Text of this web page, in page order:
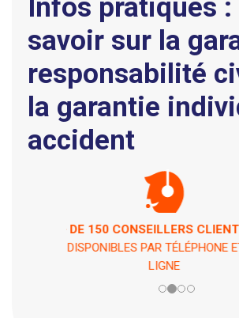
Infos pratiques
savoir sur la
responsabilité
la garantie
accident
ASSISTANCE 7 JOURS / 7
EN CAS DE PÉPIN !